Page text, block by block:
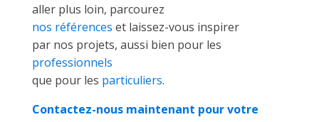
aller plus loin, parcourez
nos références et laissez-vous inspirer
par nos projets, aussi bien pour les
professionnels
que pour les particuliers.
Contactez-nous maintenant pour votre